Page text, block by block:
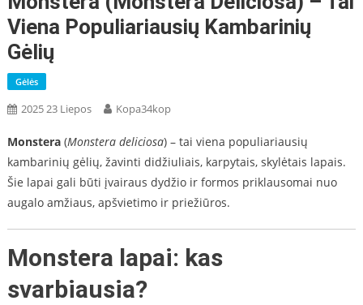
Viena Populiariausių Kambarinių
Gėlių
Gėlės
2025 23 Liepos Kopa34kop
Monstera(Monstera deliciosa) – tai viena populiariausių
kambarinių gėlių, žavinti didžiuliais, karpytais, skylėtais lapais.
Šie lapai gali būti įvairaus dydžio ir formos priklausomai nuo
augalo amžiaus, apšvietimo ir priežiūros.
Monstera lapai: kas
svarbiausia?